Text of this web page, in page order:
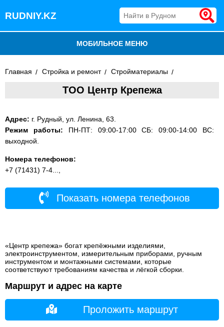
RUDNIY.KZ
МОБИЛЬНОЕ МЕНЮ
ВСЕ ОРГАНИЗАЦИИ
Главная Стройка и ремонт Стройматериалы
ТОО Центр Крепежа
Адрес: г. Рудный, ул. Ленина, 63.
Режим работы: ПН-ПТ: 09:00-17:00 СБ: 09:00-14:00 ВС:
выходной.
Номера телефонов:
+7 (71431) 7-4...,
Показать номера телефонов
«Центр крепежа» богат крепёжными изделиями,
электроинструментом, измерительным приборами, ручным
инструментом и монтажными системами, которые
соответствуют требованиям качества и лёгкой сборки.
Маршрут и адрес на карте
Проложить маршрут